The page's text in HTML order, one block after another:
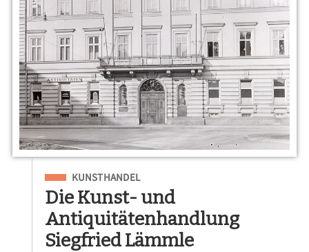
Eingeordnet unter
KUNSTHANDEL
Die Kunst- und
Antiquitätenhandlung
Siegfried Lämmle